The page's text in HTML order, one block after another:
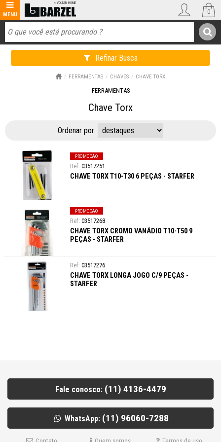
Refinar Busca
0
FERRAMENTAS CHAVES CHAVE TORX
FERRAMENTAS
Chave Torx
Ordenar por:
PROMOÇÃO
03517251
CHAVE TORX T10-T30 6 PEÇAS - STARFER
PROMOÇÃO
03517268
CHAVE TORX CROMO VANÁDIO T10-T50 9
PEÇAS - STARFER
03517276
CHAVE TORX LONGA JOGO C/9 PEÇAS -
STARFER
Fale conosco: (11) 4136-4479
WhatsApp: (11) 96060-7288